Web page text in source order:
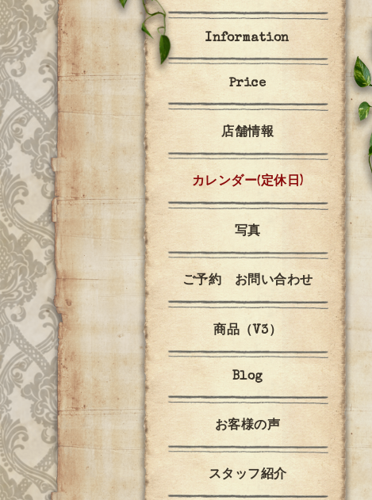
Information
Price
店舗情報
カレンダー(定休日)
写真
ご予約 お問い合わせ
商品（V3）
Blog
お客様の声
スタッフ紹介